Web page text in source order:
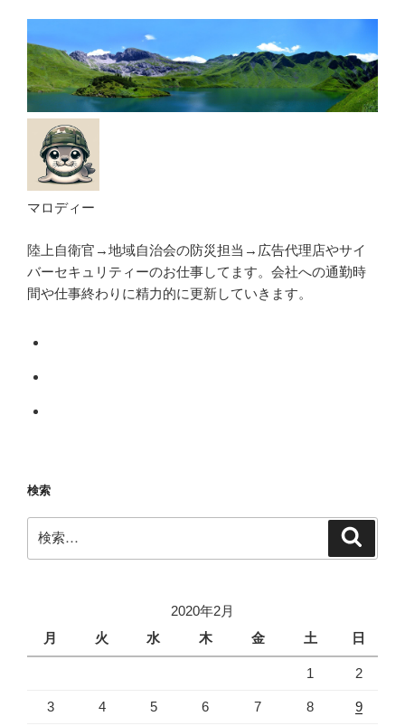
マロディー
陸上自衛官→地域自治会の防災担当→広告代理店やサイ
バーセキュリティーのお仕事してます。会社への通勤時
間や仕事終わりに精力的に更新していきます。
検索
索:
2020年2月
月
火 水 木 金 土 日
1 2
3 4 5 6 7 8 9